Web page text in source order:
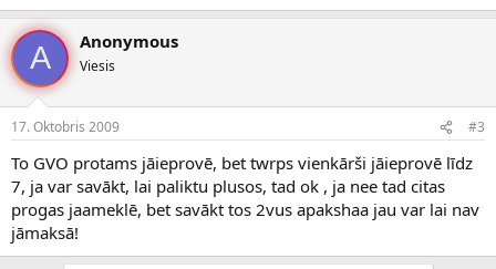
A Anonymous
Viesis
17. Oktobris 2009 #3
To GVO protams jāieprovē, bet twrps vienkārši jāieprovē līdz
7, ja var savākt, lai paliktu plusos, tad ok , ja nee tad citas
progas jaameklē, bet savākt tos 2vus apakshaa jau var lai nav
jāmaksā!